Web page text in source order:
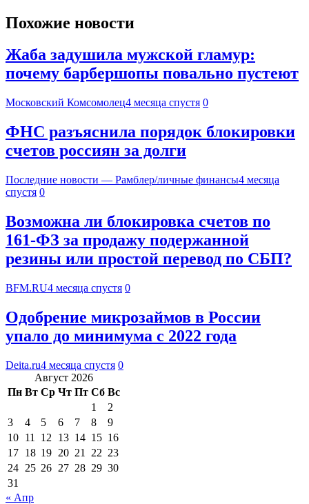
Похожие новости
Жаба задушила мужской гламур:
почему барбершопы повально пустеют
Московский Комсомолец4 месяца спустя 0
ФНС разъяснила порядок блокировки
счетов россиян за долги
Последние новости — Рамблер/личные финансы4 месяца
спустя 0
Возможна ли блокировка счетов по
161-ФЗ за продажу подержанной
резины или простой перевод по СБП?
BFM.RU4 месяца спустя 0
Одобрение микрозаймов в России
упало до минимума с 2022 года
Deita.ru4 месяца спустя 0
Август 2026
Пн Вт Ср Чт Пт Сб Вс
1
2
3
4 5 6 7 8
9
10 11 12 13 14 15 16
17 18 19 20 21 22 23
24 25 26 27 28 29 30
31
« Апр